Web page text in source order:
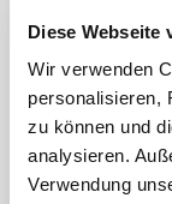
Diese Webseite
Wir verwenden
personalisieren,
zu können und
analysieren.
Verwendung
Esketamin